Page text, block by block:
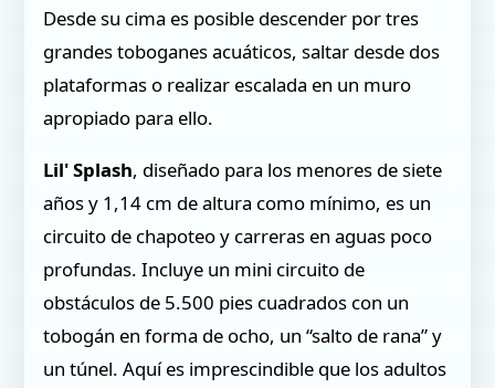
Desde su cima es posible descender por tres
grandes toboganes acuáticos, saltar desde dos
plataformas o realizar escalada en un muro
apropiado para ello.
Lil' Splash, diseñado para los menores de siete
años y 1,14 cm de altura como mínimo, es un
circuito de chapoteo y carreras en aguas poco
profundas. Incluye un mini circuito de
obstáculos de 5.500 pies cuadrados con un
tobogán en forma de ocho, un “salto de rana” y
un túnel. Aquí es imprescindible que los adultos